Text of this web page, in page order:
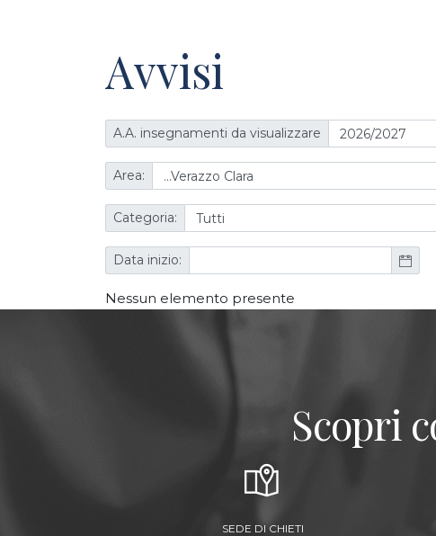
Avvisi
A.A. insegnamenti da visualizzare
Area:
Categoria:
Data inizio:
Nessun elemento presente
Scopri
SEDE DI CHIETI